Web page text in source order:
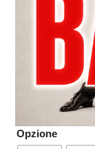
Opzione